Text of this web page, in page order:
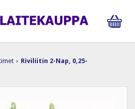
› Riviliitin 2-Nap, 0,25-